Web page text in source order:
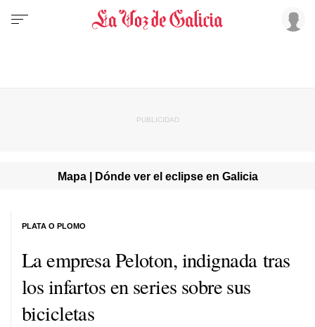
Mapa | Dónde ver el eclipse en Galicia
La empresa Peloton, indignada tras
los infartos en series sobre sus
bicicletas
PLATA O PLOMO